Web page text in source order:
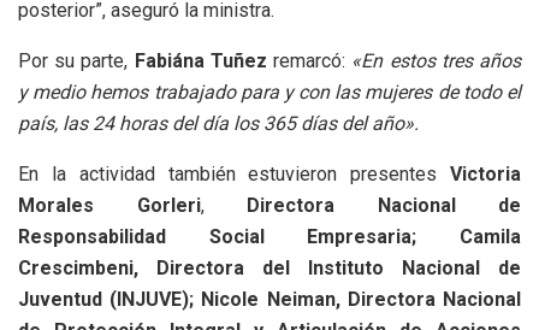
posterior”, aseguró la ministra.
Por su parte, Fabiána Tuñez remarcó: «En estos tres años
y medio hemos trabajado para y con las mujeres de todo el
país, las 24 horas del día los 365 días del año».
En la actividad también estuvieron presentes Victoria
Morales Gorleri,
Directora Nacional de
Responsabilidad Social Empresaria; Camila
Crescimbeni, Directora del Instituto Nacional de
Juventud (INJUVE); Nicole Neiman, Directora Nacional